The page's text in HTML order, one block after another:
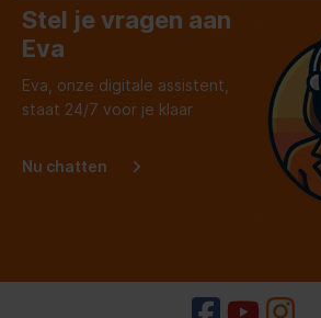
Stel je vragen aan
Eva
Eva, onze digitale assistent,
staat 24/7 voor je klaar
Nu chatten